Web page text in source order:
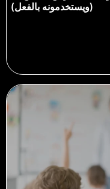
(ويستخدمونه بالفعل)